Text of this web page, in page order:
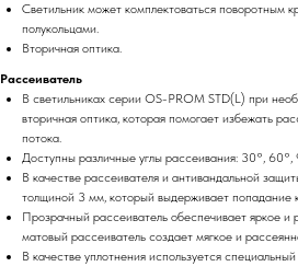
Светильник может комплектоваться поворотным
полукольцами.
Вторичная оптика.
Рассеиватель
В светильниках серии OS-PROM STD(L) при
вторичная оптика, которая помогает избежать
потока.
Доступны различные углы рассеивания: 30°,
В качестве рассеивателя и антивандальной
толщиной 3 мм, который выдерживает попадание
Прозрачный рассеиватель обеспечивает яркое и
матовый рассеиватель создает мягкое и
В качестве уплотнения используется